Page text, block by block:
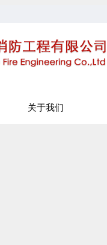
关于我们